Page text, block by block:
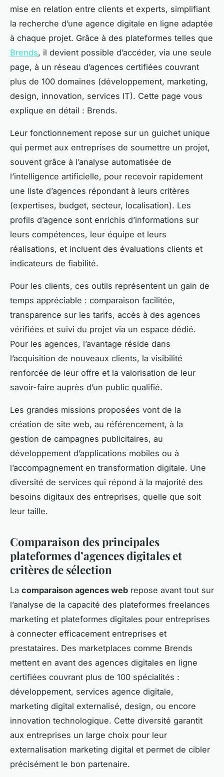
mise en relation entre clients et experts, simplifiant
la recherche d’une agence digitale en ligne adaptée
à chaque projet. Grâce à des plateformes telles que
Brends, il devient possible d’accéder, via une seule
page, à un réseau d’agences certifiées couvrant
plus de 100 domaines (développement, marketing,
design, innovation, services IT). Cette page vous
explique en détail : Brends.
Leur fonctionnement repose sur un guichet unique
qui permet aux entreprises de soumettre un projet,
souvent grâce à l’analyse automatisée de
l’intelligence artificielle, pour recevoir rapidement
une liste d’agences répondant à leurs critères
(expertises, budget, secteur, localisation). Les
profils d’agence sont enrichis d’informations sur
leurs compétences, leur équipe et leurs
réalisations, et incluent des évaluations clients et
indicateurs de fiabilité.
Pour les clients, ces outils représentent un gain de
temps appréciable : comparaison facilitée,
transparence sur les tarifs, accès à des agences
vérifiées et suivi du projet via un espace dédié.
Pour les agences, l’avantage réside dans
l’acquisition de nouveaux clients, la visibilité
renforcée de leur offre et la valorisation de leur
savoir-faire auprès d’un public qualifié.
Les grandes missions proposées vont de la
création de site web, au référencement, à la
gestion de campagnes publicitaires, au
développement d’applications mobiles ou à
l’accompagnement en transformation digitale. Une
diversité de services qui répond à la majorité des
besoins digitaux des entreprises, quelle que soit
leur taille.
Comparaison des principales
plateformes d’agences digitales et
critères de sélection
La comparaison agences web repose avant tout sur
l’analyse de la capacité des plateformes freelances
marketing et plateformes digitales pour entreprises
à connecter efficacement entreprises et
prestataires. Des marketplaces comme Brends
mettent en avant des agences digitales en ligne
certifiées couvrant plus de 100 spécialités :
développement, services agence digitale,
marketing digital externalisé, design, ou encore
innovation technologique. Cette diversité garantit
aux entreprises un large choix pour leur
externalisation marketing digital et permet de cibler
précisément le bon partenaire.